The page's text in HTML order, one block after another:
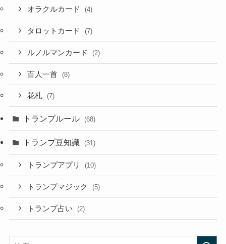
オラクルカード (4)
タロットカード (7)
ルノルマンカード (2)
百人一首 (8)
花札 (7)
トランプルール (68)
トランプ豆知識 (31)
トランプアプリ (10)
トランプマジック (5)
トランプ占い (2)